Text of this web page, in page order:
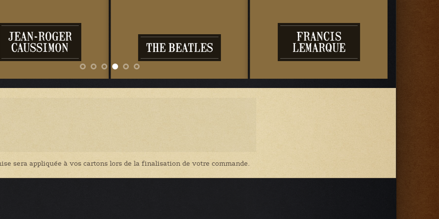
JEAN-ROGER
CAUSSIMON THE BEATLES
FRANCIS
LEMARQUE
sera appliquée à vos cartons lors de la finalisation de votre commande.